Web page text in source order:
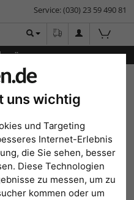
uns wichtig
und Targeting
Internet-Erlebnis
die Sie sehen, besser
Diese Technologien
zu messen, um zu
kommen oder um
Service: (030) 23 59 490 81
Marken